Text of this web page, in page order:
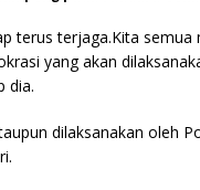
terus terjaga.Kita
yang akan
dia.
dilaksanakan oleh